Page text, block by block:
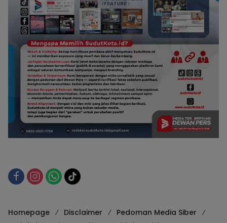
Homepage Disclaimer
Pedoman Media Siber